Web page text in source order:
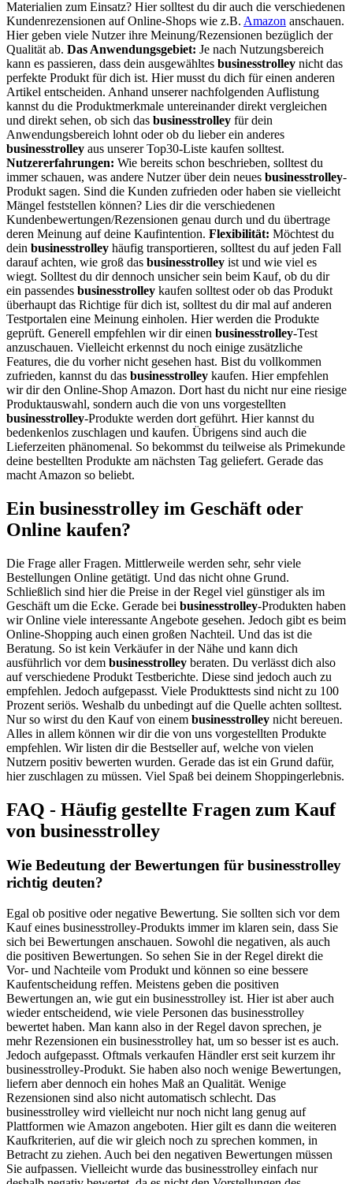
Materialien zum Einsatz? Hier solltest du dir auch die verschiedenen
Kundenrezensionen auf Online-Shops wie z.B. Amazon anschauen.
Hier geben viele Nutzer ihre Meinung/Rezensionen bezüglich der
Qualität ab. Das Anwendungsgebiet: Je nach Nutzungsbereich
kann es passieren, dass dein ausgewähltes businesstrolley nicht das
perfekte Produkt für dich ist. Hier musst du dich für einen anderen
Artikel entscheiden. Anhand unserer nachfolgenden Auflistung
kannst du die Produktmerkmale untereinander direkt vergleichen
und direkt sehen, ob sich das businesstrolley für dein
Anwendungsbereich lohnt oder ob du lieber ein anderes
businesstrolley aus unserer Top30-Liste kaufen solltest.
Nutzererfahrungen: Wie bereits schon beschrieben, solltest du
immer schauen, was andere Nutzer über dein neues businesstrolley-
Produkt sagen. Sind die Kunden zufrieden oder haben sie vielleicht
Mängel feststellen können? Lies dir die verschiedenen
Kundenbewertungen/Rezensionen genau durch und du übertrage
deren Meinung auf deine Kaufintention. Flexibilität: Möchtest du
dein businesstrolley häufig transportieren, solltest du auf jeden Fall
darauf achten, wie groß das businesstrolley ist und wie viel es
wiegt. Solltest du dir dennoch unsicher sein beim Kauf, ob du dir
ein passendes businesstrolley kaufen solltest oder ob das Produkt
überhaupt das Richtige für dich ist, solltest du dir mal auf anderen
Testportalen eine Meinung einholen. Hier werden die Produkte
geprüft. Generell empfehlen wir dir einen businesstrolley-Test
anzuschauen. Vielleicht erkennst du noch einige zusätzliche
Features, die du vorher nicht gesehen hast. Bist du vollkommen
zufrieden, kannst du das businesstrolley kaufen. Hier empfehlen
wir dir den Online-Shop Amazon. Dort hast du nicht nur eine riesige
Produktauswahl, sondern auch die von uns vorgestellten
businesstrolley-Produkte werden dort geführt. Hier kannst du
bedenkenlos zuschlagen und kaufen. Übrigens sind auch die
Lieferzeiten phänomenal. So bekommst du teilweise als Primekunde
deine bestellten Produkte am nächsten Tag geliefert. Gerade das
macht Amazon so beliebt.
Ein businesstrolley im Geschäft oder
Online kaufen?
Die Frage aller Fragen. Mittlerweile werden sehr, sehr viele
Bestellungen Online getätigt. Und das nicht ohne Grund.
Schließlich sind hier die Preise in der Regel viel günstiger als im
Geschäft um die Ecke. Gerade bei businesstrolley-Produkten haben
wir Online viele interessante Angebote gesehen. Jedoch gibt es beim
Online-Shopping auch einen großen Nachteil. Und das ist die
Beratung. So ist kein Verkäufer in der Nähe und kann dich
ausführlich vor dem businesstrolley beraten. Du verlässt dich also
auf verschiedene Produkt Testberichte. Diese sind jedoch auch zu
empfehlen. Jedoch aufgepasst. Viele Produkttests sind nicht zu 100
Prozent seriös. Weshalb du unbedingt auf die Quelle achten solltest.
Nur so wirst du den Kauf von einem businesstrolley nicht bereuen.
Alles in allem können wir dir die von uns vorgestellten Produkte
empfehlen. Wir listen dir die Bestseller auf, welche von vielen
Nutzern positiv bewerten wurden. Gerade das ist ein Grund dafür,
hier zuschlagen zu müssen. Viel Spaß bei deinem Shoppingerlebnis.
FAQ - Häufig gestellte Fragen zum Kauf
von businesstrolley
Wie Bedeutung der Bewertungen für businesstrolley
richtig deuten?
Egal ob positive oder negative Bewertung. Sie sollten sich vor dem
Kauf eines businesstrolley-Produkts immer im klaren sein, dass Sie
sich bei Bewertungen anschauen. Sowohl die negativen, als auch
die positiven Bewertungen. So sehen Sie in der Regel direkt die
Vor- und Nachteile vom Produkt und können so eine bessere
Kaufentscheidung reffen. Meistens geben die positiven
Bewertungen an, wie gut ein businesstrolley ist. Hier ist aber auch
wieder entscheidend, wie viele Personen das businesstrolley
bewertet haben. Man kann also in der Regel davon sprechen, je
mehr Rezensionen ein businesstrolley hat, um so besser ist es auch.
Jedoch aufgepasst. Oftmals verkaufen Händler erst seit kurzem ihr
businesstrolley-Produkt. Sie haben also noch wenige Bewertungen,
liefern aber dennoch ein hohes Maß an Qualität. Wenige
Rezensionen sind also nicht automatisch schlecht. Das
businesstrolley wird vielleicht nur noch nicht lang genug auf
Plattformen wie Amazon angeboten. Hier gilt es dann die weiteren
Kaufkriterien, auf die wir gleich noch zu sprechen kommen, in
Betracht zu ziehen. Auch bei den negativen Bewertungen müssen
Sie aufpassen. Vielleicht wurde das businesstrolley einfach nur